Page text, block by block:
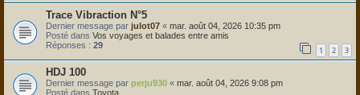
Trace Vibraction N°5
Dernier message par julot07 « mar. août 04, 2026 10:35 pm
Posté dans Vos voyages et balades entre amis
Réponses : 29 1 2 3
HDJ 100
Dernier message par perju930 « mar. août 04, 2026 9:08 pm
Posté dans Toyota